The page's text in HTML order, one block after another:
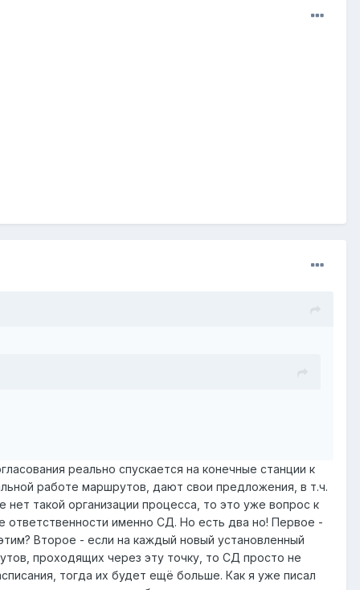
реально спускается на конечные станции к
работе маршрутов, дают свои предложения, в т.ч.
такой организации процесса, то это уже вопрос к
ответственности именно СД. Но есть два но! Первое -
Второе - если на каждый новый установленный
проходящих через эту точку, то СД просто не
тогда их будет ещё больше. Как я уже писал